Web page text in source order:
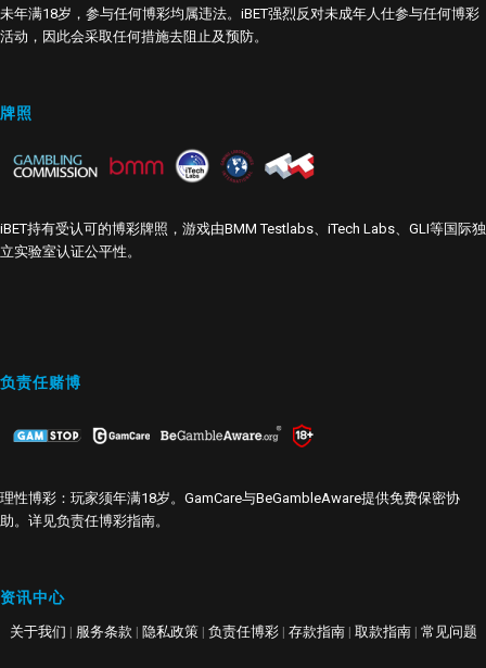
未年满18岁，参与任何博彩均属违法。iBET强烈反对未成年人仕参与任何博彩
活动，因此会采取任何措施去阻止及预防。
牌照
iBET持有受认可的博彩牌照，游戏由BMM Testlabs、iTech Labs、GLI等国际独
立实验室认证公平性。
负责任赌博
理性博彩：玩家须年满18岁。GamCare与BeGambleAware提供免费保密协
助。详见负责任博彩指南。
资讯中心
关于我们 | 服务条款 | 隐私政策 | 负责任博彩 | 存款指南 | 取款指南 | 常见问题